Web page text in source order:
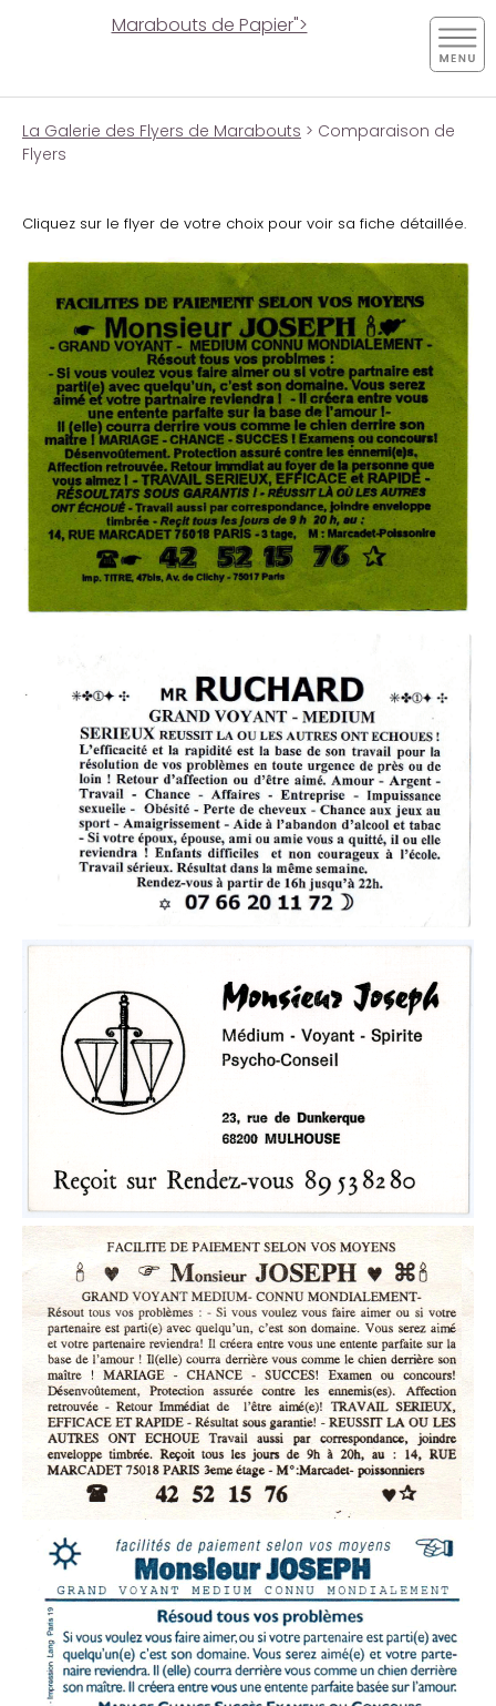
Marabouts de Papier">
La Galerie des Flyers de Marabouts > Comparaison de
Flyers
Cliquez sur le flyer de votre choix pour voir sa fiche détaillée.